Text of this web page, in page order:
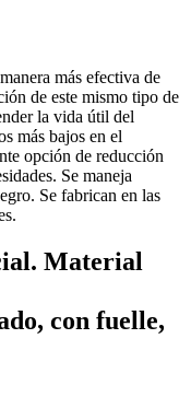
más efectiva de
de este mismo tipo de
la vida útil del
más bajos en el
opción de reducción
Se maneja
Se fabrican en las
Material
con fuelle,